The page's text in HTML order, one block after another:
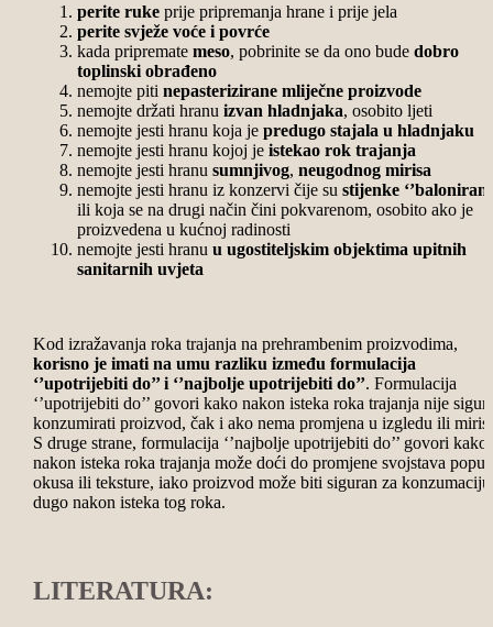
perite rukeprije pripremanja hrane i prije jela
perite svježe voće i povrće
kada pripremate meso, pobrinite se da ono bude dobro
toplinski obrađeno
nemojte piti nepasterizirane mliječne proizvode
nemojte držati hranu izvan hladnjaka, osobito ljeti
nemojte jesti hranu koja je predugo stajala u hladnjaku
nemojte jesti hranu kojoj je istekao rok trajanja
nemojte jesti hranu sumnjivog, neugodnog mirisa
nemojte jesti hranu iz konzervi čije su stijenke
ili koja se na drugi način čini pokvarenom, osobito ako je
proizvedena u kućnoj radinosti
nemojte jesti hranu u ugostiteljskim objektima upitnih
sanitarnih uvjeta
Kod izražavanja roka trajanja na prehrambenim proizvodima,
korisno je imati na umu razliku između formulacija
‘’upotrijebiti do’’ i ‘’najbolje upotrijebiti do’’. Formulacija
‘’upotrijebiti do’’ govori kako nakon isteka roka trajanja nije
konzumirati proizvod, čak i ako nema promjena u izgledu ili
S druge strane, formulacija ‘’najbolje upotrijebiti do’’ govori kako
nakon isteka roka trajanja može doći do promjene svojstava poput
okusa ili teksture, iako proizvod može biti siguran za konzumaciju
dugo nakon isteka tog roka.
LITERATURA: